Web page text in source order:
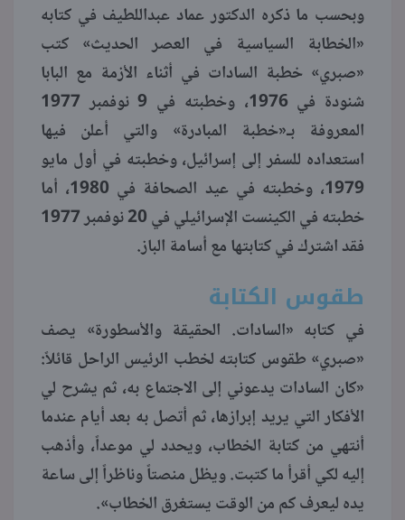
وبحسب ما ذكره الدكتور عماد عبداللطيف في كتابه
«الخطابة السياسية في العصر الحديث» كتب
«صبري» خطبة السادات في أثناء الأزمة مع البابا
شنودة في 1976، وخطبته في 9 نوفمبر 1977
المعروفة بـ«خطبة المبادرة» والتي أعلن فيها
استعداده للسفر إلى إسرائيل، وخطبته في أول مايو
1979، وخطبته في عيد الصحافة في 1980، أما
خطبته في الكينست الإسرائيلي في 20 نوفمبر 1977
فقد اشترك في كتابتها مع أسامة الباز.
طقوس الكتابة
في كتابه «السادات. الحقيقة والأسطورة» يصف
«صبري» طقوس كتابته لخطب الرئيس الراحل قائلاً:
«كان السادات يدعوني إلى الاجتماع به، ثم يشرح لي
الأفكار التي يريد إبرازها، ثم أتصل به بعد أيام عندما
أنتهي من كتابة الخطاب، ويحدد لي موعداً، وأذهب
إليه لكي أقرأ ما كتبت. ويظل منصتاً وناظراً إلى ساعة
يده ليعرف كم من الوقت يستغرق الخطاب».